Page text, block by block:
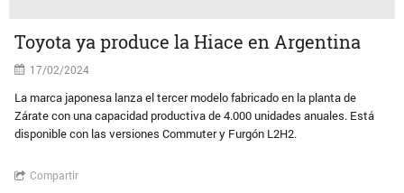
Toyota ya produce la Hiace en Argentina
17/02/2024
La marca japonesa lanza el tercer modelo fabricado en la planta de
Zárate con una capacidad productiva de 4.000 unidades anuales. Está
disponible con las versiones Commuter y Furgón L2H2.
Compartir